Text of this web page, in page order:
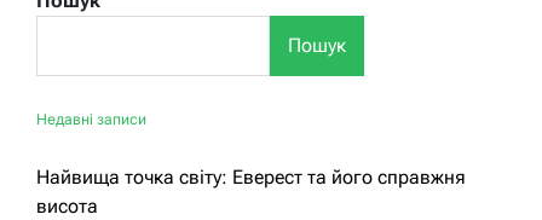
Пошук
Недавні записи
Найвища точка світу: Еверест та його справжня
висота